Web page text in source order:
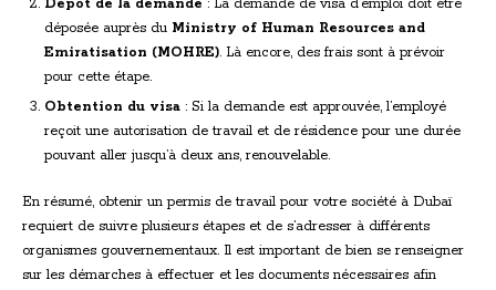
Dépôt de la demande : La demande de visa d’emploi doit être
déposée auprès du Ministry of Human Resources and
Emiratisation (MOHRE). Là encore, des frais sont à prévoir
pour cette étape.
Obtention du visa : Si la demande est approuvée, l’employé
reçoit une autorisation de travail et de résidence pour une durée
pouvant aller jusqu’à deux ans, renouvelable.
En résumé, obtenir un permis de travail pour votre société à Dubaï
requiert de suivre plusieurs étapes et de s’adresser à différents
organismes gouvernementaux. Il est important de bien se renseigner
sur les démarches à effectuer et les documents nécessaires afin